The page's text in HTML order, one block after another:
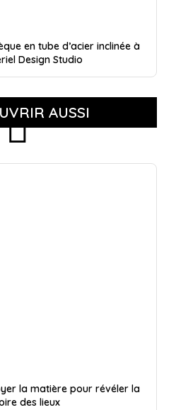
en tube d’acier inclinée à
Design Studio
AUSSI
la matière pour révéler la
des lieux